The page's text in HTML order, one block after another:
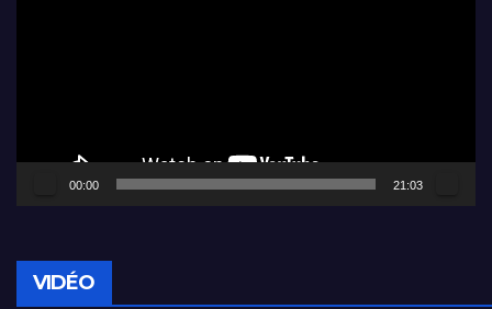
00:00 21:03
VIDÉO